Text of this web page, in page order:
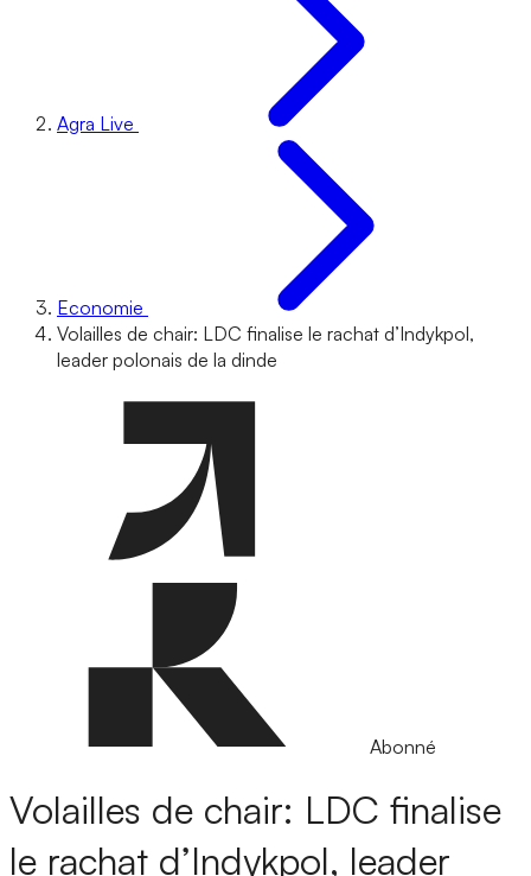
Agra Live
Economie
Volailles de chair: LDC finalise le rachat d’Indykpol,
leader polonais de la dinde
Abonné
Volailles de chair: LDC finalise
le rachat d’Indykpol, leader